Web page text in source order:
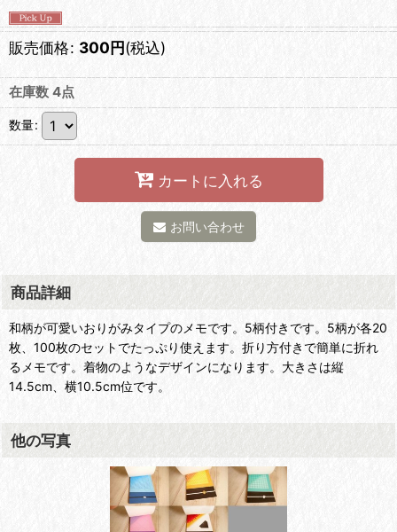
販売価格: 300円(税込)
在庫数 4点
数量:
カートに入れる
お問い合わせ
商品詳細
和柄が可愛いおりがみタイプのメモです。5柄付きです。5柄が各20
枚、100枚のセットでたっぷり使えます。折り方付きで簡単に折れ
るメモです。着物のようなデザインになります。大きさは縦
14.5cm、横10.5cm位です。
他の写真